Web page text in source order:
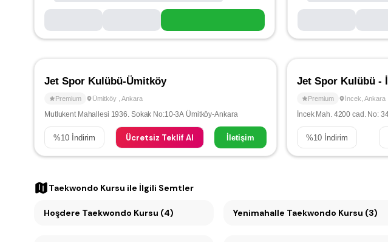
Jet Spor Kulübü-Ümitköy
Premium Ümitköy Ankara
Mutlukent Mahallesi 1936. Sokak No:10-3A Ümitköy-Ankara
%10 İndirim Ücretsiz Teklif Al İletişim
Jet Spor Kulübü -
Premium İncek Ankara
%10 İndirim
Taekwondo Kursu ile İlgili Semtler
Hoşdere Taekwondo Kursu (4) Yenimahalle Taekwondo Kursu (3)